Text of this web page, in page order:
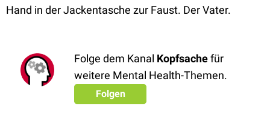
Hand in der Jackentasche zur Faust. Der Vater.
Folge dem Kanal Kopfsachefür
weitere Mental Health-Themen.
Folgen